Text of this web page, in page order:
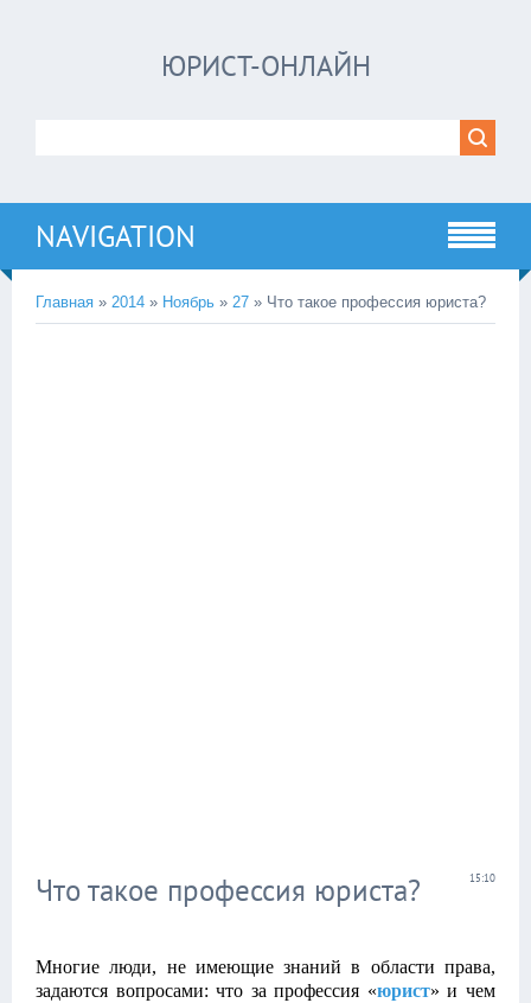
ЮРИСТ-ОНЛАЙН
NAVIGATION
Главная » 2014 » Ноябрь » 27 » Что такое профессия юриста?
15:10
Что такое профессия юриста?
Многие люди, не имеющие знаний в области права,
задаются вопросами: что за профессия «юрист» и чем